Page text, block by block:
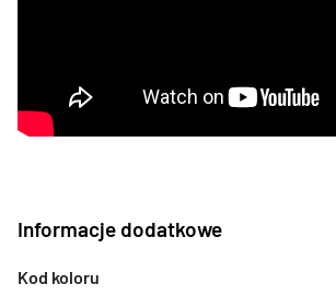
Informacje dodatkowe
Kod koloru